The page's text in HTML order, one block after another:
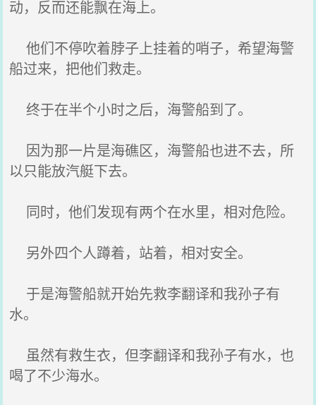
动，反而还能飘在海上。
他们不停吹着脖子上挂着的哨子，希望海警
船过来，把他们救走。
终于在半个小时之后，海警船到了。
因为那一片是海礁区，海警船也进不去，所
以只能放汽艇下去。
同时，他们发现有两个在水里，相对危险。
另外四个人蹲着，站着，相对安全。
于是海警船就开始先救李翻译和我孙子有
水。
虽然有救生衣，但李翻译和我孙子有水，也
喝了不少海水。